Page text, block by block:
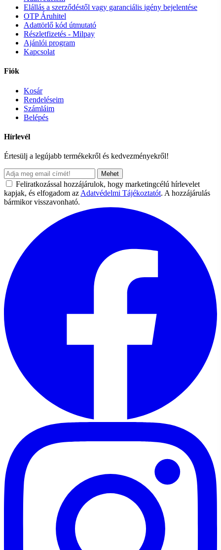
Elállás a szerződéstől vagy garanciális igény bejelentése
OTP Áruhitel
Adattörlő kód útmutató
Részletfizetés - Milpay
Ajánlói program
Kapcsolat
Fiók
Kosár
Rendeléseim
Számláim
Belépés
Hírlevél
Értesülj a legújabb termékekről és kedvezményekről!
Mehet
Feliratkozással hozzájárulok, hogy marketingcélú hírlevelet
kapjak, és elfogadom az Adatvédelmi Tájékoztatót. A hozzájárulás
bármikor visszavonható.